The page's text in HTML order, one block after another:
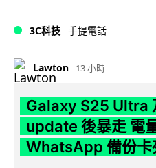
3C科技 手提電話
Lawton 13 小時
Galaxy S25 Ultra
update 後暴走 電
WhatsApp 備份卡